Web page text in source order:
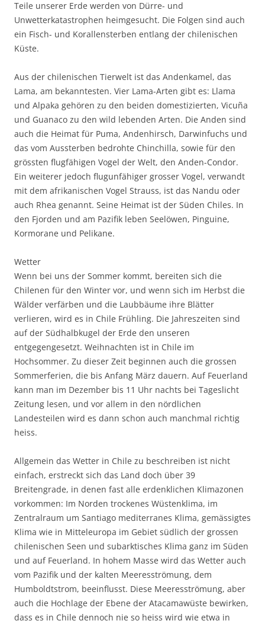
Teile unserer Erde werden von Dürre- und
Unwetterkatastrophen heimgesucht. Die Folgen sind auch
ein Fisch- und Korallensterben entlang der chilenischen
Küste.
Aus der chilenischen Tierwelt ist das Andenkamel, das
Lama, am bekanntesten. Vier Lama-Arten gibt es: Llama
und Alpaka gehören zu den beiden domestizierten, Vicuña
und Guanaco zu den wild lebenden Arten. Die Anden sind
auch die Heimat für Puma, Andenhirsch, Darwinfuchs und
das vom Aussterben bedrohte Chinchilla, sowie für den
grössten flugfähigen Vogel der Welt, den Anden-Condor.
Ein weiterer jedoch flugunfähiger grosser Vogel, verwandt
mit dem afrikanischen Vogel Strauss, ist das Nandu oder
auch Rhea genannt. Seine Heimat ist der Süden Chiles. In
den Fjorden und am Pazifik leben Seelöwen, Pinguine,
Kormorane und Pelikane.
Wetter
Wenn bei uns der Sommer kommt, bereiten sich die
Chilenen für den Winter vor, und wenn sich im Herbst die
Wälder verfärben und die Laubbäume ihre Blätter
verlieren, wird es in Chile Frühling. Die Jahreszeiten sind
auf der Südhalbkugel der Erde den unseren
entgegengesetzt. Weihnachten ist in Chile im
Hochsommer. Zu dieser Zeit beginnen auch die grossen
Sommerferien, die bis Anfang März dauern. Auf Feuerland
kann man im Dezember bis 11 Uhr nachts bei Tageslicht
Zeitung lesen, und vor allem in den nördlichen
Landesteilen wird es dann schon auch manchmal richtig
heiss.
Allgemein das Wetter in Chile zu beschreiben ist nicht
einfach, erstreckt sich das Land doch über 39
Breitengrade, in denen fast alle erdenklichen Klimazonen
vorkommen: Im Norden trockenes Wüstenklima, im
Zentralraum um Santiago mediterranes Klima, gemässigtes
Klima wie in Mitteleuropa im Gebiet südlich der grossen
chilenischen Seen und subarktisches Klima ganz im Süden
und auf Feuerland. In hohem Masse wird das Wetter auch
vom Pazifik und der kalten Meeresströmung, dem
Humboldtstrom, beeinflusst. Diese Meeresströmung, aber
auch die Hochlage der Ebene der Atacamawüste bewirken,
dass es in Chile dennoch nie so heiss wird wie etwa in